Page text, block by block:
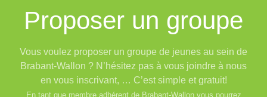
Proposer un groupe
Vous voulez proposer un groupe de jeunes au sein de
Brabant-Wallon ? N’hésitez pas à vous joindre à nous
en vous inscrivant, … C’est simple et gratuit!
En tant que membre adhérent de Brabant-Wallon vous pourrez